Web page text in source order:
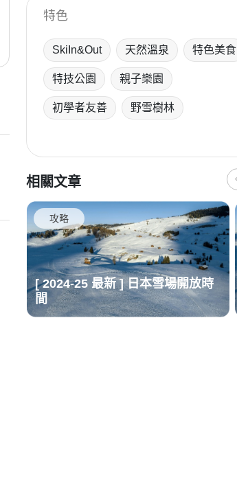
特色
SkiIn&Out 天然溫泉 特色美食
特技公園 親子樂園
初學者友善 野雪樹林
相關文章
攻略
[ 2024-25 最新 ] 日本雪場開放時
間